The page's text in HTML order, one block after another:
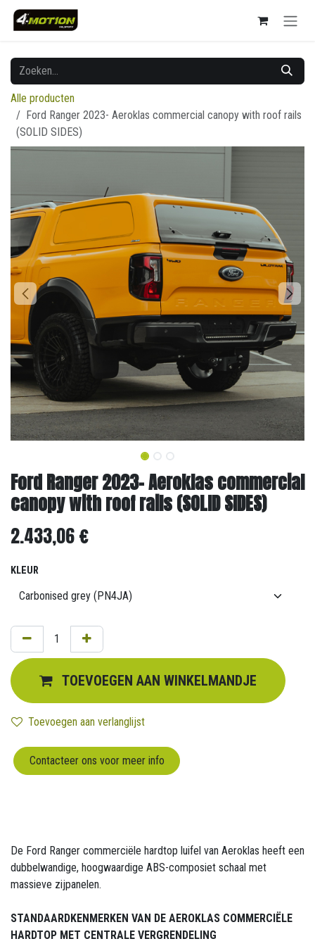
Overslaan naar inhoud
Alle producten
Ford Ranger 2023- Aeroklas commercial canopy with roof rails
(SOLID SIDES)
Ford Ranger 2023- Aeroklas commercial
canopy with roof rails (SOLID SIDES)
2.433,06€
KLEUR
TOEVOEGEN AAN WINKELMANDJE
Toevoegen aan verlanglijst
Contacteer ons voor meer info
De Ford Ranger commerciële hardtop luifel van Aeroklas heeft een
dubbelwandige, hoogwaardige ABS-composiet schaal met
massieve zijpanelen.
STANDAARDKENMERKEN VAN DE AEROKLAS COMMERCIËLE
HARDTOP MET CENTRALE VERGRENDELING